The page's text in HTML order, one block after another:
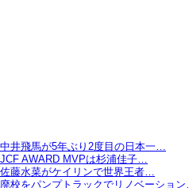
中井飛馬が5年ぶり2度目の日本一…
JCF AWARD MVPは杉浦佳子…
佐藤水菜がケイリンで世界王者…
廃校をパンプトラックでリノベーション